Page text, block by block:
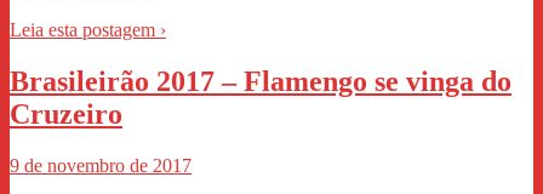
Leia esta postagem ›
Brasileirão 2017 – Flamengo se vinga do
Cruzeiro
9 de novembro de 2017